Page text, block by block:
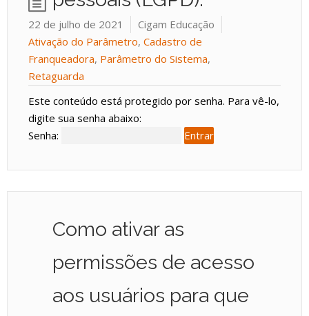
22 de julho de 2021
Cigam Educação
Ativação do Parâmetro, Cadastro de
Franqueadora, Parâmetro do Sistema,
Retaguarda
Este conteúdo está protegido por senha. Para vê-lo,
digite sua senha abaixo:
Senha:
Como ativar as
permissões de acesso
aos usuários para que